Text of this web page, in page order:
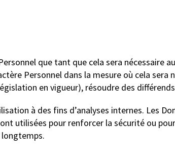
que tant que cela sera nécessaire
Personnel dans la mesure où cela sera
en vigueur), résoudre des
à des fins d’analyses internes. Les
utilisées pour renforcer la sécurité ou